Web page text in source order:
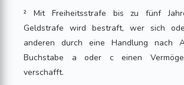
² Mit Freiheitsstrafe bis zu fünf
Geldstrafe wird bestraft, wer sich
anderen durch eine Handlung nach
Buchstabe a oder c einen
verschafft.